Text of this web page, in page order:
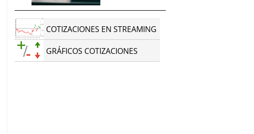
COTIZACIONES EN STREAMING
GRÁFICOS COTIZACIONES